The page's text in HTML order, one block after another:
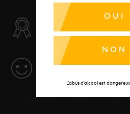
OUI
NON
L’abus d’alcool est
SÉLECTION &
Des produits
SERVICE
Des solutions